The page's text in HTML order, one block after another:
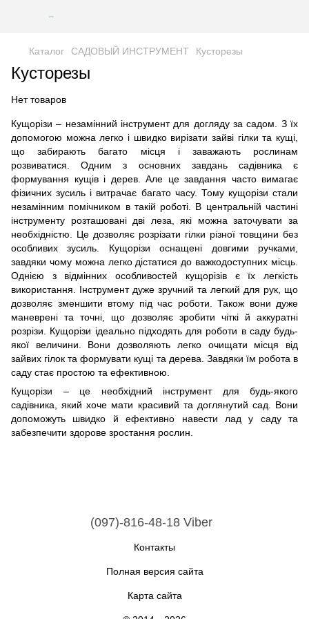
Каталог САДОВЫЙ ИНСТРУМЕНТ Кусторезы
Кусторезы
Нет товаров
Кущорізи – незамінний інструмент для догляду за садом. З їх
допомогою можна легко і швидко вирізати зайві гілки та кущі,
що забирають багато місця і заважають рослинам
розвиватися. Одним з основних завдань садівника є
формування кущів і дерев. Але це завдання часто вимагає
фізичних зусиль і витрачає багато часу. Тому кущорізи стали
незамінним помічником в такій роботі. В центральній частині
інструменту розташовані дві леза, які можна заточувати за
необхідністю. Це дозволяє розрізати гілки різної товщини без
особливих зусиль. Кущорізи оснащені довгими ручками,
завдяки чому можна легко дістатися до важкодоступних місць.
Однією з відмінних особливостей кущорізів є їх легкість
використання. Інструмент дуже зручний та легкий для рук, що
дозволяє зменшити втому під час роботи. Також вони дуже
маневрені та точні, що дозволяє зробити чіткі й аккуратні
розрізи. Кущорізи ідеально підходять для роботи в саду будь-
якої величини. Вони дозволяють легко очищати місця від
зайвих гілок та формувати кущі та дерева. Завдяки їм робота в
саду стає простою та ефективною.
Кущорізи – це необхідний інструмент для будь-якого
садівника, який хоче мати красивий та доглянутий сад. Вони
допоможуть швидко й ефективно навести лад у саду та
забезпечити здорове зростання рослин.
(097)-816-48-18 Viber
Контакты
Полная версия сайта
Карта сайта